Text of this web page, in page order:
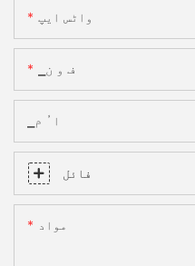
واٹس ایپ
▁ف و ن
▁ا ُ م
فائل
مواد